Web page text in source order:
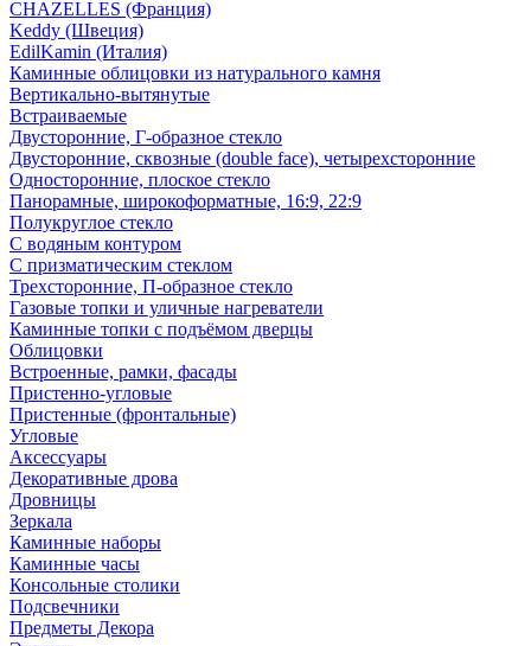
CHAZELLES (Франция)
Keddy (Швеция)
EdilKamin (Италия)
Каминные облицовки из натурального камня
Вертикально-вытянутые
Встраиваемые
Двусторонние, Г-образное стекло
Двусторонние, сквозные (double face), четырехсторонние
Односторонние, плоское стекло
Панорамные, широкоформатные, 16:9, 22:9
Полукруглое стекло
С водяным контуром
С призматическим стеклом
Трехсторонние, П-образное стекло
Газовые топки и уличные нагреватели
Каминные топки с подъёмом дверцы
Облицовки
Встроенные, рамки, фасады
Пристенно-угловые
Пристенные (фронтальные)
Угловые
Аксессуары
Декоративные дрова
Дровницы
Зеркала
Каминные наборы
Каминные часы
Консольные столики
Подсвечники
Предметы Декора